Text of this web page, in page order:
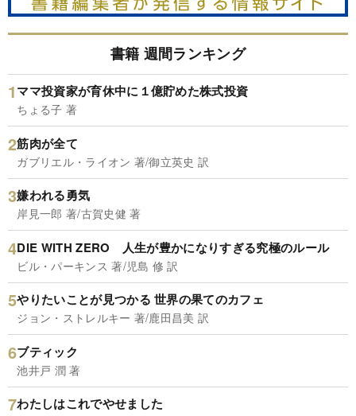
書籍 週間ランキング
ママ投資家が育休中に１億貯めた株式投資
ちょる子 著
筋肉が全て
ガブリエル・ライオン 著/御立英史 訳
嫌われる勇気
岸見一郎 著/古賀史健 著
DIE WITH ZERO 人生が豊かになりすぎる究極のルール
ビル・パーキンス 著/児島 修 訳
やりたいことが見つかる 世界の果てのカフェ
ジョン・ストレルキー 著/鹿田昌美 訳
ブティック
池井戸 潤 著
わたしはこれでやせました